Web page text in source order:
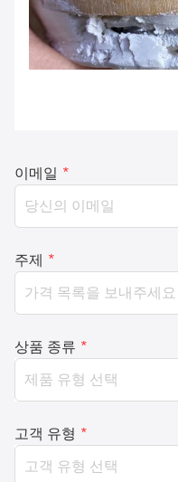
이메일 *
주제 *
상품 종류 *
고객 유형 *